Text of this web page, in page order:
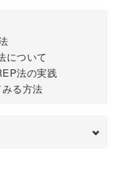
取り組んでいただく宿
ーニングシート」や
たい
について
法の実践
る方法